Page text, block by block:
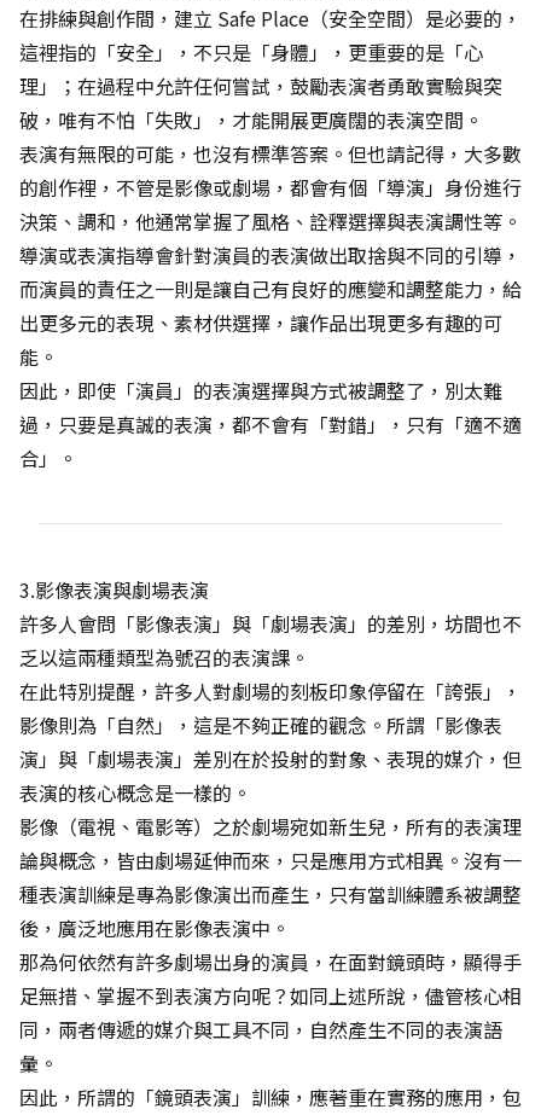
在排練與創作間，建立 Safe Place（安全空間）是必要的，
這裡指的「安全」，不只是「身體」，更重要的是「心
理」；在過程中允許任何嘗試，鼓勵表演者勇敢實驗與突
破，唯有不怕「失敗」，才能開展更廣闊的表演空間。
表演有無限的可能，也沒有標準答案。但也請記得，大多數
的創作裡，不管是影像或劇場，都會有個「導演」身份進行
決策、調和，他通常掌握了風格、詮釋選擇與表演調性等。
導演或表演指導會針對演員的表演做出取捨與不同的引導，
而演員的責任之一則是讓自己有良好的應變和調整能力，給
出更多元的表現、素材供選擇，讓作品出現更多有趣的可
能。
因此，即使「演員」的表演選擇與方式被調整了，別太難
過，只要是真誠的表演，都不會有「對錯」，只有「適不適
合」。
3.影像表演與劇場表演
許多人會問「影像表演」與「劇場表演」的差別，坊間也不
乏以這兩種類型為號召的表演課。
在此特別提醒，許多人對劇場的刻板印象停留在「誇張」，
影像則為「自然」，這是不夠正確的觀念。所謂「影像表
演」與「劇場表演」差別在於投射的對象、表現的媒介，但
表演的核心概念是一樣的。
影像（電視、電影等）之於劇場宛如新生兒，所有的表演理
論與概念，皆由劇場延伸而來，只是應用方式相異。沒有一
種表演訓練是專為影像演出而產生，只有當訓練體系被調整
後，廣泛地應用在影像表演中。
那為何依然有許多劇場出身的演員，在面對鏡頭時，顯得手
足無措、掌握不到表演方向呢？如同上述所說，儘管核心相
同，兩者傳遞的媒介與工具不同，自然產生不同的表演語
彙。
因此，所謂的「鏡頭表演」訓練，應著重在實務的應用，包